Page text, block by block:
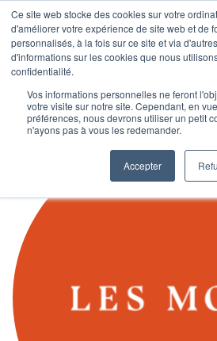
Ce site web stocke des cookies sur votre
d'améliorer votre expérience de site web et de
personnalisés, à la fois sur ce site et via
d'informations sur les cookies que nous
confidentialité.
Vos informations personnelles ne feront
votre visite sur notre site. Cependant, en
préférences, nous devrons utiliser un petit
n'ayons pas à vous les redemander.
Accepter